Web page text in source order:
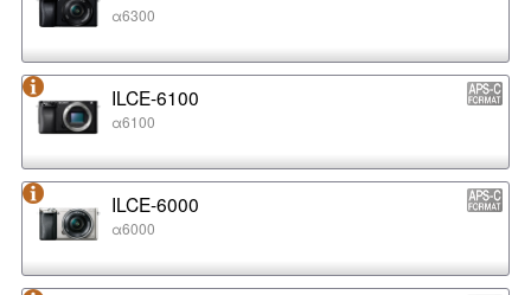
α6300
ILCE-6100
α6100
ILCE-6000
α6000